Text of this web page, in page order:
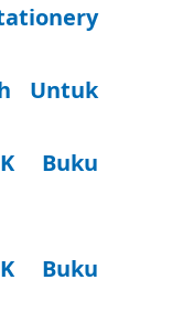
Untuk
Buku
Buku